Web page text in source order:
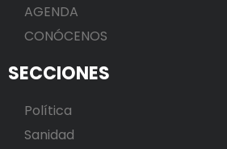
AGENDA
CONÓCENOS
SECCIONES
Política
Sanidad